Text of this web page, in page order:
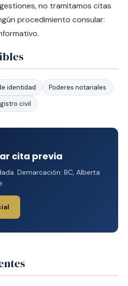
no tramitamos citas
procedimiento consular:
identidad
Poderes notariales
civil
cita previa
Demarcación: BC, Alberta